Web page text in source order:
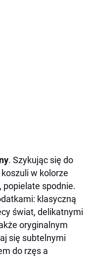
. Szykując się do
w kolorze
popielate spodnie.
klasyczną
świat, delikatnymi
oryginalnym
się subtelnymi
do rzęs a